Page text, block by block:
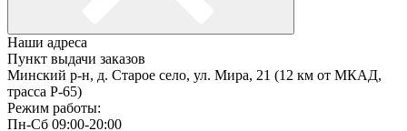
Наши адреса
Пункт выдачи заказов
Минский р-н, д. Старое село, ул. Мира, 21 (12 км от МКАД,
трасса P-65)
Режим работы:
Пн-Сб 09:00-20:00